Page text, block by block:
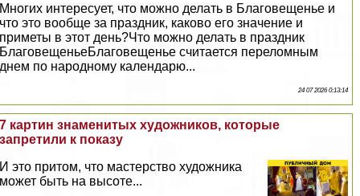
Многих интересует, что можно делать в Благовещенье и
что это вообще за праздник, каково его значение и
приметы в этот день?Что можно делать в праздник
БлаговещеньеБлаговещенье считается переломным
днем по народному календарю...
24 07 2026 0:13:14
7 картин знаменитых художников, которые
запретили к показу
И это притом, что мастерство художника
может быть на высоте...